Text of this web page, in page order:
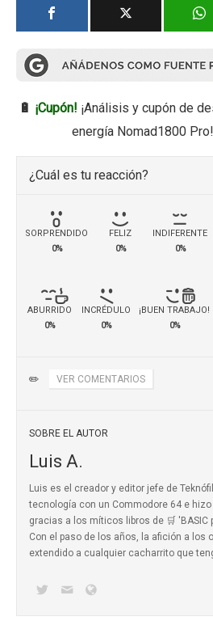
🔋 ¡Cupón! ¡Análisis y cupón de
energía Nomad1800
¿Cuál es tu reacción?
SORPRENDIDO
0%
FELIZ
0%
INDIFERENTE
0%
ABURRIDO
0%
INCRÉDULO
0%
¡BUEN TRABAJO!
0%
✏️ VER COMENTARIOS
SOBRE EL AUTOR
Luis A.
Luis es el creador y editor jefe de
tecnología con un Commodore 64 e
gracias a los míticos libros de 🛒 'BASIC
Con el paso de los años, la afición a los
extendido a cualquier cacharrito que